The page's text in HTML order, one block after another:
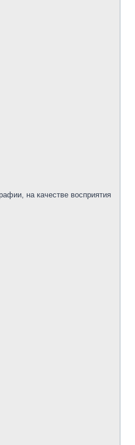
на качестве восприятия